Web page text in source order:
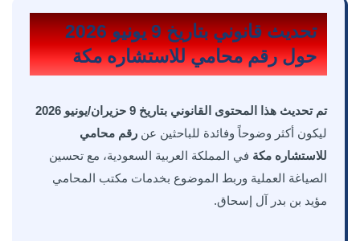
تحديث قانوني بتاريخ 9 يونيو 2026
حول رقم محامي للاستشاره مكة
تم تحديث هذا المحتوى القانوني بتاريخ 9 حزيران/يونيو 2026
ليكون أكثر وضوحاً وفائدة للباحثين عن رقم محامي
للاستشاره مكة في المملكة العربية السعودية، مع تحسين
الصياغة العملية وربط الموضوع بخدمات مكتب المحامي
مؤيد بن بدر آل إسحاق.